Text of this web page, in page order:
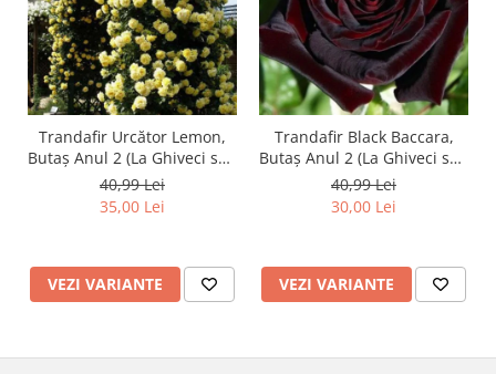
Trandafir Urcător Lemon,
Butaș Anul 2 (La Ghiveci sau
Rădăcină Liberă)
40,99 Lei
35,00 Lei
VEZI VARIANTE
Trandafir Black Baccara,
Butaș Anul 2 (La Ghiveci sau
Rădăcină Liberă)
40,99 Lei
30,00 Lei
VEZI VARIANTE